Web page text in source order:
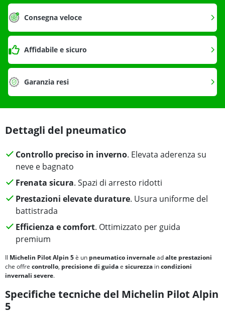
Consegna veloce
Affidabile e sicuro
Garanzia resi
Dettagli del pneumatico
Controllo preciso in inverno. Elevata aderenza su
neve e bagnato
Frenata sicura. Spazi di arresto ridotti
Prestazioni elevate durature. Usura uniforme del
battistrada
Efficienza e comfort. Ottimizzato per guida
premium
Il Michelin Pilot Alpin 5è un pneumatico invernaleadalte prestazioni
che offre controllo, precisione di guidae sicurezza incondizioni
invernali severe.
Specifiche tecniche del Michelin Pilot Alpin
5